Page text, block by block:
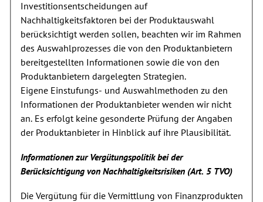
Investitionsentscheidungen auf
Nachhaltigkeitsfaktoren bei der Produktauswahl
berücksichtigt werden sollen, beachten wir im Rahmen
des Auswahlprozesses die von den Produktanbietern
bereitgestellten Informationen sowie die von den
Produktanbietern dargelegten Strategien.
Eigene Einstufungs- und Auswahlmethoden zu den
Informationen der Produktanbieter wenden wir nicht
an. Es erfolgt keine gesonderte Prüfung der Angaben
der Produktanbieter in Hinblick auf ihre Plausibilität.
Informationen zur Vergütungspolitik bei der
Berücksichtigung von Nachhaltigkeitsrisiken (Art. 5 TVO)
Die Vergütung für die Vermittlung von Finanzprodukten